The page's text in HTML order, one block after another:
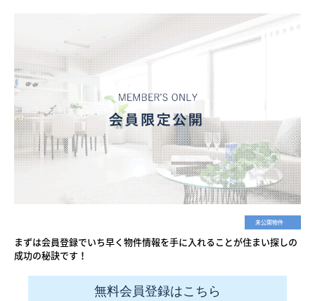
未公開物件
まずは会員登録でいち早く物件情報を手に入れることが住まい探しの
成功の秘訣です！
無料会員登録はこちら